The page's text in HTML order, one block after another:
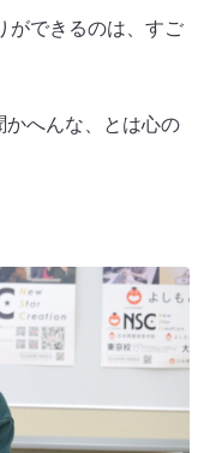
できるのは、すご
かへんな、とは心の